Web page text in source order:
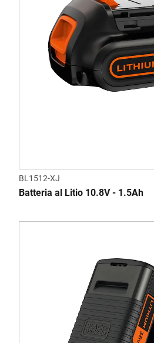
BL1512-XJ
Batteria al Litio 10.8V - 1.5Ah